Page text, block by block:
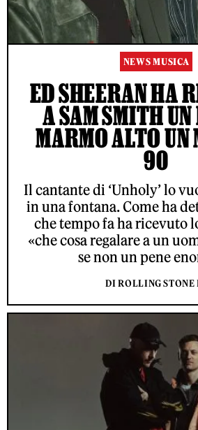
NEWS MUSICA
ED SHEERAN HA
A SAM SMITH
MARMO ALTO UN
90
Il cantante di ‘Unholy’ lo
in una fontana. Come ha
che tempo fa ha ricevuto
«che cosa regalare a un
se non un pene
DI ROLLING STONE